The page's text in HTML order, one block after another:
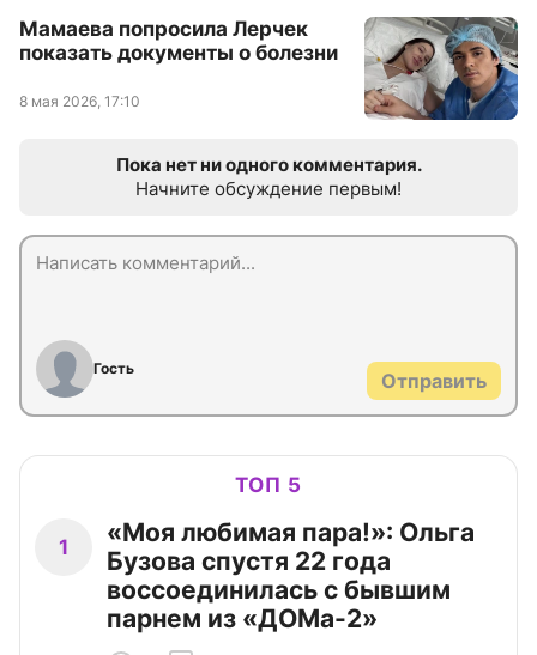
Мамаева попросила Лерчек
показать документы о болезни
8 мая 2026, 17:10
Пока нет ни одного комментария.
Начните обсуждение первым!
Гость
Отправить
ТОП 5
1
«Моя любимая пара!»: Ольга
Бузова спустя 22 года
воссоединилась с бывшим
парнем из «ДОМа-2»